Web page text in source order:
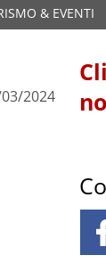
& EVENTI
2024